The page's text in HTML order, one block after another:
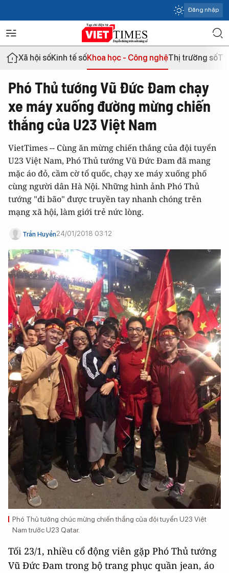
Đăng nhập
Xã hội sốKinh tế sốKhoa học - Công nghệThị trường số
Phó Thủ tướng Vũ Đức Đam chạy
xe máy xuống đường mừng chiến
thắng của U23 Việt Nam
VietTimes -- Cùng ăn mừng chiến thắng của đội tuyển
U23 Việt Nam, Phó Thủ tướng Vũ Đức Đam đã mang
mặc áo đỏ, cầm cờ tổ quốc, chạy xe máy xuống phố
cùng người dân Hà Nội. Những hình ảnh Phó Thủ
tướng "đi bão" được truyền tay nhanh chóng trên
mạng xã hội, làm giới trẻ nức lòng.
Trần Huyền24/01/2018 03:12
Phó Thủ tướng chúc mừng chiến thắng của đội tuyển U23 Việt
Nam trước U23 Qatar.
Tối 23/1, nhiều cổ động viên gặp Phó Thủ tướng
Vũ Đức Đam trong bộ trang phục quần jean, áo